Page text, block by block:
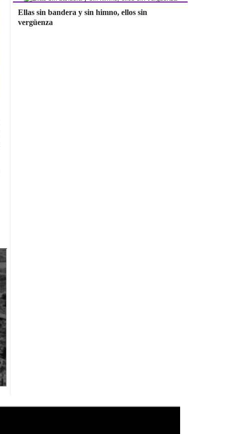
Ellas sin bandera y sin himno, ellos sin
vergüenza